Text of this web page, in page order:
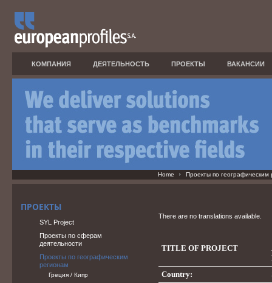
КОМПАНИЯ ДЕЯТЕЛЬНОСТЬ ПРОЕКТЫ ВАКАНСИИ
Home Проекты по географическим
There are no translations available.
TITLE OF PROJECT
Country:
ПРОЕКТЫ
SYL Project
Проекты по сферам
деятельности
Проекты по географическим
регионам
Греция / Кипр